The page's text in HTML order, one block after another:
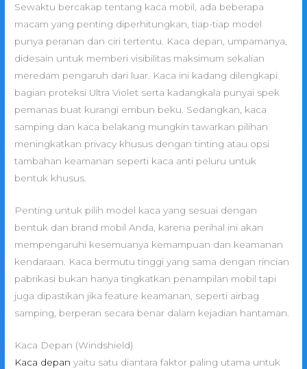
Sewaktu bercakap tentang kaca mobil, ada beberapa
macam yang penting diperhitungkan, tiap-tiap model
punya peranan dan ciri tertentu. Kaca depan, umpamanya,
didesain untuk memberi visibilitas maksimum sekalian
meredam pengaruh dari luar. Kaca ini kadang dilengkapi
bagian proteksi Ultra Violet serta kadangkala punyai spek
pemanas buat kurangi embun beku. Sedangkan, kaca
samping dan kaca belakang mungkin tawarkan pilihan
meningkatkan privacy khusus dengan tinting atau opsi
tambahan keamanan seperti kaca anti peluru untuk
bentuk khusus.
Penting untuk pilih model kaca yang sesuai dengan
bentuk dan brand mobil Anda, karena perihal ini akan
mempengaruhi kesemuanya kemampuan dan keamanan
kendaraan. Kaca bermutu tinggi yang sama dengan rincian
pabrikasi bukan hanya tingkatkan penampilan mobil tapi
juga dipastikan jika feature keamanan, seperti airbag
samping, berperan secara benar dalam kejadian hantaman.
Kaca Depan (Windshield)
Kaca depan yaitu satu diantara faktor paling utama untuk